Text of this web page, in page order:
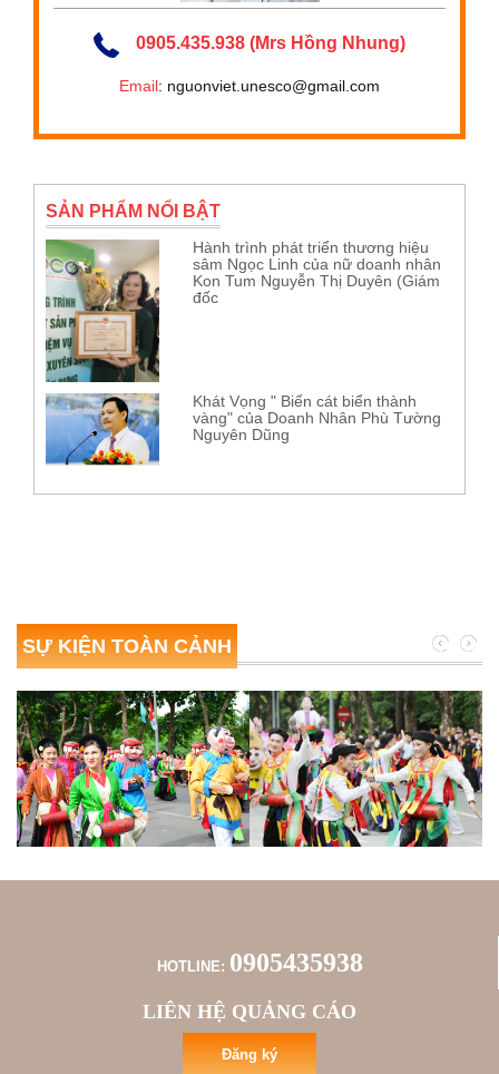
0905.435.938 (Mrs Hồng Nhung)
Email: nguonviet.unesco@gmail.com
SẢN PHẨM NỔI BẬT
Hành trình phát triển thương hiệu
sâm Ngọc Linh của nữ doanh nhân
Kon Tum Nguyễn Thị Duyên (Giám
đốc
Khát Vọng " Biến cát biển thành
vàng" của Doanh Nhân Phù Tường
Nguyên Dũng
SỰ KIỆN TOÀN CẢNH
HOTLINE: 0905435938
LIÊN HỆ QUẢNG CÁO
Đăng ký